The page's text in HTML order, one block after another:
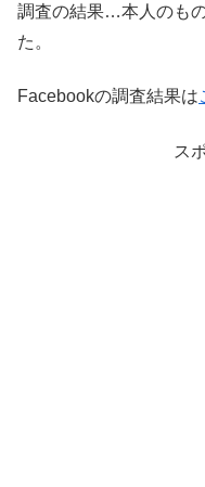
調査の結果…本人のも
た。
Facebookの調査結果は
ス